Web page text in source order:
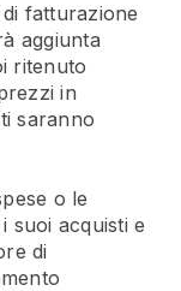
fatturazione
aggiunta
ritenuto
in
saranno
o le
suoi acquisti e
di